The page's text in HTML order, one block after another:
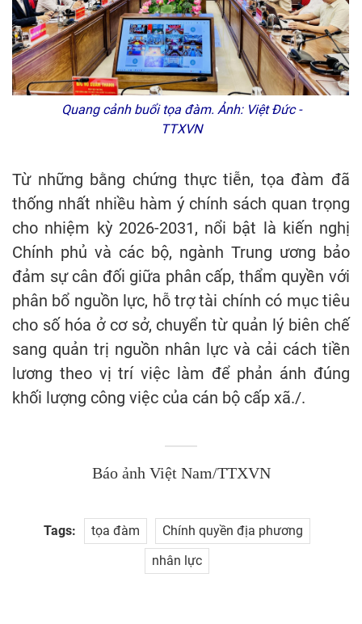
Quang cảnh buổi tọa đàm. Ảnh: Việt Đức -
TTXVN
Từ những bằng chứng thực tiễn, tọa đàm đã
thống nhất nhiều hàm ý chính sách quan trọng
cho nhiệm kỳ 2026-2031, nổi bật là kiến nghị
Chính phủ và các bộ, ngành Trung ương bảo
đảm sự cân đối giữa phân cấp, thẩm quyền với
phân bổ nguồn lực, hỗ trợ tài chính có mục tiêu
cho số hóa ở cơ sở, chuyển từ quản lý biên chế
sang quản trị nguồn nhân lực và cải cách tiền
lương theo vị trí việc làm để phản ánh đúng
khối lượng công việc của cán bộ cấp xã./.
Báo ảnh Việt Nam/TTXVN
Tags: tọa đàm
Chính quyền địa phương
nhân lực